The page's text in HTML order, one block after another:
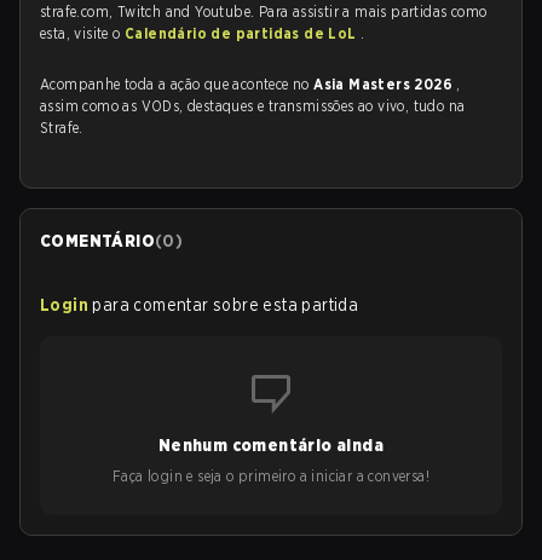
strafe.com, Twitch and Youtube. Para assistir a mais partidas como
esta, visite o Calendário de partidas de LoL .
Acompanhe toda a ação que acontece noAsia Masters 2026 ,
assim como as VODs, destaques e transmissões ao vivo, tudo na
Strafe.
COMENTÁRIO(0)
Login para comentar sobre esta partida
Nenhum comentário ainda
Faça login e seja o primeiro a iniciar a conversa!